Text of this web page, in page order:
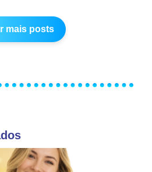
mais posts